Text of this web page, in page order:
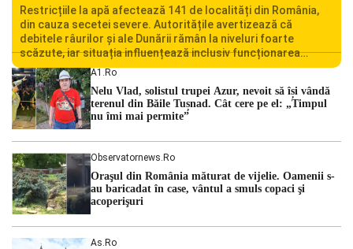
Restricțiile la apă afectează 141 de localități din România,
din cauza secetei severe. Autoritățile avertizează că
debitele râurilor și ale Dunării rămân la niveluri foarte
scăzute, iar situația influențează inclusiv funcționarea
Centralei Nucleare de la Cernavodă. România se confruntă
cu una dintre cele mai dificile perioade din punct de vedere
hidrologic din ultimii ani. Lipsa […]
A1.ro
Nelu Vlad, solistul trupei Azur, nevoit să își vândă
terenul din Băile Tușnad. Cât cere pe el: „Timpul
nu îmi mai permite”
Observatornews.ro
Oraşul din România măturat de vijelie. Oamenii s-
au baricadat în case, vântul a smuls copaci şi
acoperişuri
As.ro